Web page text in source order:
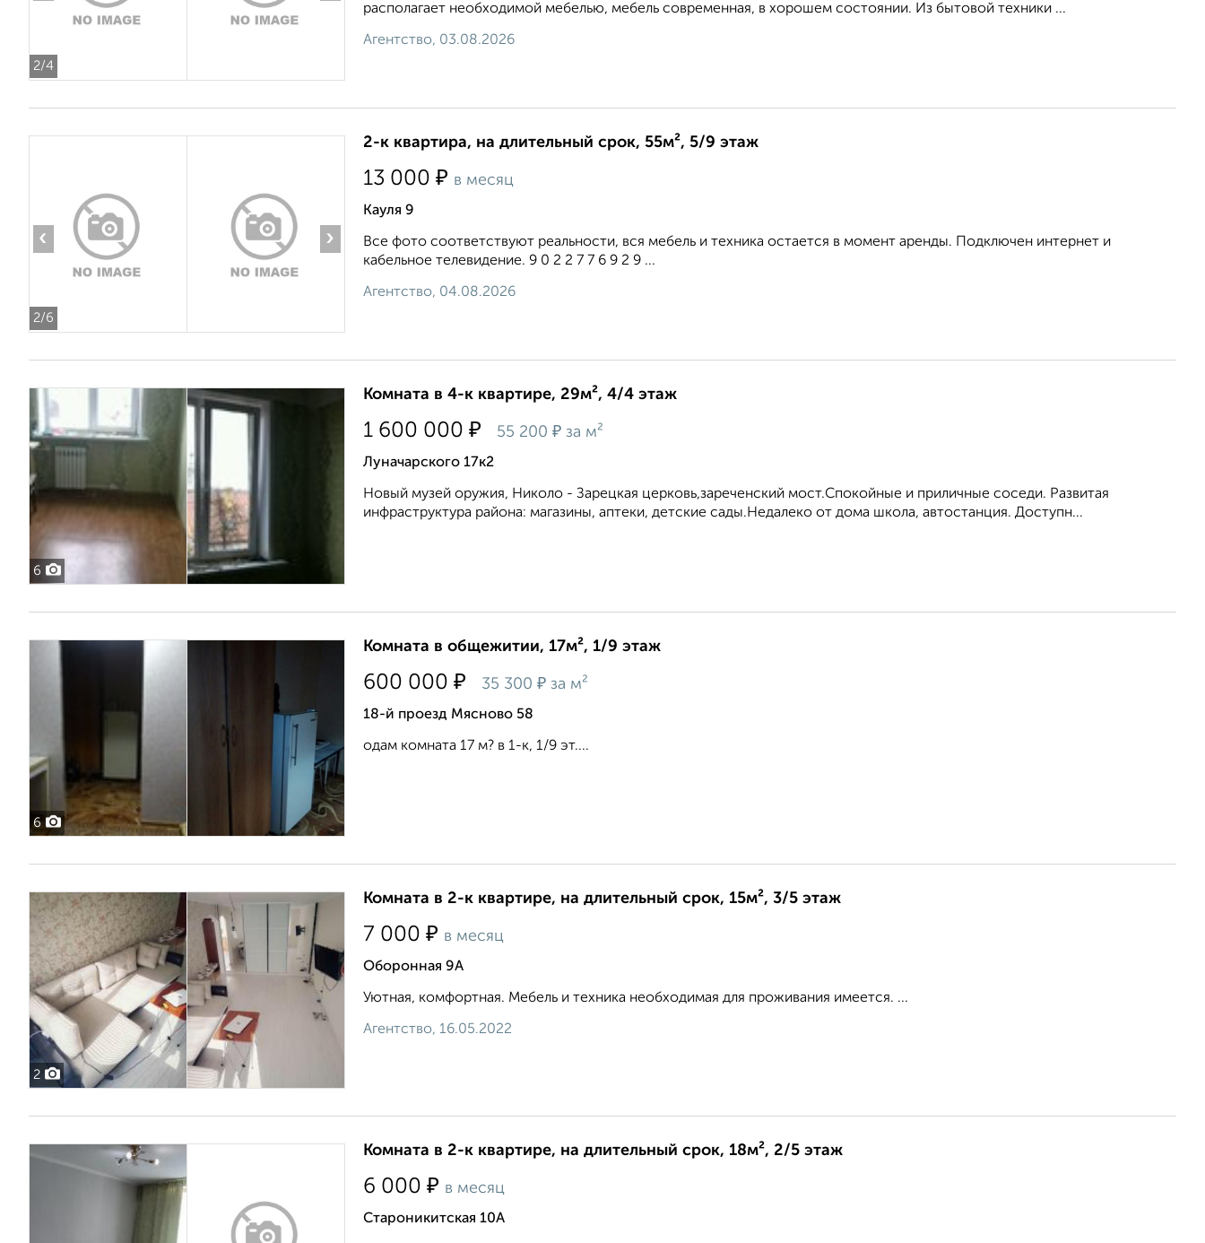
2/4
располагает необходимой мебелью, мебель современная, в хорошем состоянии. Из бытовой техники ...
Агентство, 03.08.2026
2/6
‹ ›
2-к квартира, на длительный срок, 55м², 5/9 этаж
13 000 ₽ в месяц
Кауля 9
Все фото соответствуют реальности, вся мебель и техника остается в момент аренды. Подключен интернет и
кабельное телевидение. 9 0 2 2 7 7 6 9 2 9 ...
Агентство, 04.08.2026
6
Комната в 4-к квартире, 29м², 4/4 этаж
1 600 000 ₽ 55 200 ₽ за м²
Луначарского 17к2
Новый музей оружия, Николо - Зарецкая церковь,зареченский мост.Спокойные и приличные соседи. Развитая
инфраструктура района: магазины, аптеки, детские сады.Недалеко от дома школа, автостанция. Доступн...
6
Комната в общежитии, 17м², 1/9 этаж
600 000 ₽ 35 300 ₽ за м²
18-й проезд Мясново 58
одам комната 17 м? в 1-к, 1/9 эт....
2
Комната в 2-к квартире, на длительный срок, 15м², 3/5 этаж
7 000 ₽ в месяц
Оборонная 9А
Уютная, комфортная. Мебель и техника необходимая для проживания имеется. ...
Агентство, 16.05.2022
Комната в 2-к квартире, на длительный срок, 18м², 2/5 этаж
6 000 ₽ в месяц
Староникитская 10А